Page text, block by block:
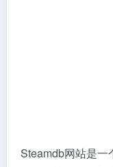
Steamdb网站是一